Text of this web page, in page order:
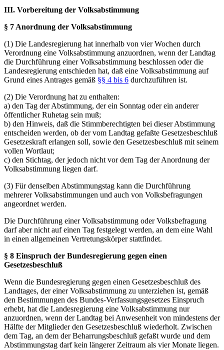
III. Vorbereitung der Volksabstimmung
§ 7 Anordnung der Volksabstimmung
(1) Die Landesregierung hat innerhalb von vier Wochen durch
Verordnung eine Volksabstimmung anzuordnen, wenn der Landtag
die Durchführung einer Volksabstimmung beschlossen oder die
Landesregierung entschieden hat, daß eine Volksabstimmung auf
Grund eines Antrages gemäß §§ 4 bis 6 durchzuführen ist.
(2) Die Verordnung hat zu enthalten:
a) den Tag der Abstimmung, der ein Sonntag oder ein anderer
öffentlicher Ruhetag sein muß;
b) den Hinweis, daß die Stimmberechtigten bei dieser Abstimmung
entscheiden werden, ob der vom Landtag gefaßte Gesetzesbeschluß
Gesetzeskraft erlangen soll, sowie den Gesetzesbeschluß mit seinem
vollen Wortlaut;
c) den Stichtag, der jedoch nicht vor dem Tag der Anordnung der
Volksabstimmung liegen darf.
(3) Für denselben Abstimmungstag kann die Durchführung
mehrerer Volksabstimmungen und auch von Volksbefragungen
angeordnet werden.
Die Durchführung einer Volksabstimmung oder Volksbefragung
darf aber nicht auf einen Tag festgelegt werden, an dem eine Wahl
in einen allgemeinen Vertretungskörper stattfindet.
§ 8 Einspruch der Bundesregierung gegen einen
Gesetzesbeschluß
Wenn die Bundesregierung gegen einen Gesetzesbeschluß des
Landtages, der einer Volksabstimmung zu unterziehen ist, gemäß
den Bestimmungen des Bundes-Verfassungsgesetzes Einspruch
erhebt, hat die Landesregierung eine Volksabstimmung nur
anzuordnen, wenn der Landtag bei Anwesenheit von mindestens der
Hälfte der Mitglieder den Gesetzesbeschluß wiederholt. Zwischen
dem Tag, an dem der Beharrungsbeschluß gefaßt wurde und dem
Abstimmungstag darf kein längerer Zeitraum als vier Monate liegen.